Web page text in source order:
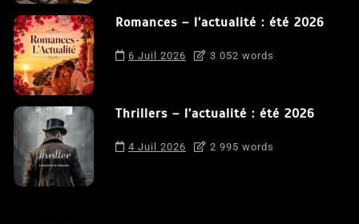
Romances – l’actualité : été 2026
6 Juil 2026 3 052 words
Thrillers – l’actualité : été 2026
4 Juil 2026 2 995 words